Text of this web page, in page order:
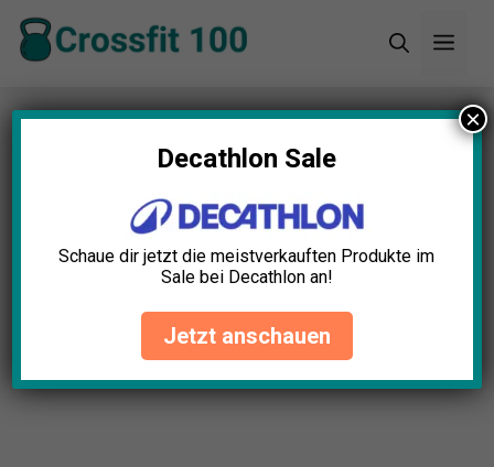
Zum
Inhalt
Startseite»Blog»Olympische Hantelstange
Test: Die 5 besten (Bestenliste)
Decathlon Sale
Schaue dir jetzt die meistverkauften Produkte im
Sale bei Decathlon an!
Jetzt anschauen
×